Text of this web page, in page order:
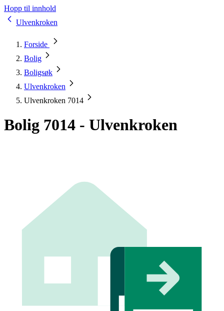
Hopp til innhold
Ulvenkroken
Forside
Bolig
Boligsøk
Ulvenkroken
Ulvenkroken 7014
Bolig 7014 - Ulvenkroken